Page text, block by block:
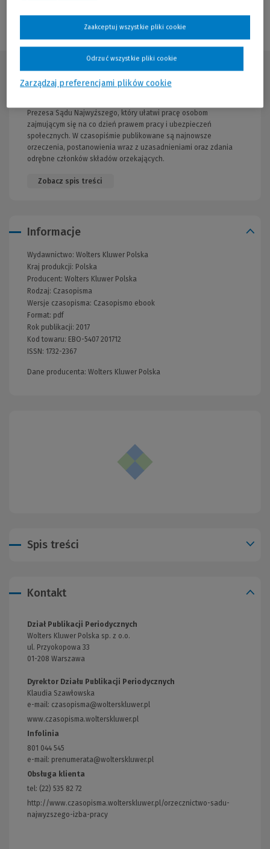
Opis publikacji
Prezesa Sądu Najwyższego, który ułatwi pracę osobom
zajmującym się na co dzień prawem pracy i ubezpieczeń
społecznych. W czasopiśmie publikowane są najnowsze
orzeczenia, postanowienia wraz z uzasadnieniami oraz zdania
odrębne członków składów orzekających.
Zobacz spis treści
Informacje
Wydawnictwo: Wolters Kluwer Polska
Kraj produkcji: Polska
Producent: Wolters Kluwer Polska
Rodzaj: Czasopisma
Wersje czasopisma: Czasopismo ebook
Format: pdf
Rok publikacji: 2017
Kod towaru: EBO-5407 201712
ISSN: 1732-2367
Dane producenta: Wolters Kluwer Polska
Spis treści
Kontakt
Dział Publikacji Periodycznych
Wolters Kluwer Polska sp. z o.o.
ul. Przyokopowa 33
01-208 Warszawa
Dyrektor Działu Publikacji Periodycznych
Klaudia Szawłowska
e-mail: czasopisma@wolterskluwer.pl
www.czasopisma.wolterskluwer.pl
Infolinia
801 044 545
e-mail: prenumerata@wolterskluwer.pl
Obsługa klienta
tel: (22) 535 82 72
http://www.czasopisma.wolterskluwer.pl/orzecznictwo-sadu-
najwyzszego-izba-pracy
Zarządzaj preferencjami plików cookie
Odrzuć wszystkie pliki cookie
Zaakceptuj wszystkie pliki cookie